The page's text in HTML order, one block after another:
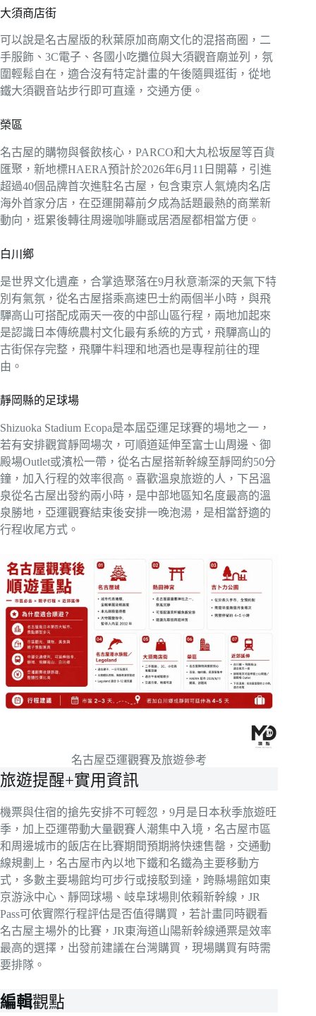
大須商店街
可以說是名古屋版的秋葉原加商廟文化的混搭商圈，二
手服飾、3C電子、各國小吃攤位與大須觀音廟並列，氛
圍輕鬆自在，適合沒有特定計畫的午後隨興逛街，從地
鐵大須觀音站步行即可直達，交通方便。
榮區
名古屋的購物與餐飲核心，PARCO和大丸松坂屋等百貨
匯聚，新地標HAERA預計於2026年6月11日開幕，引進
超過40個品牌首次進駐名古屋，包含東京人氣燒肉名店
海外首家分店，在亞運開幕前夕成為話題最熱的商業新
動向，逛累後轉往周邊咖啡廳或居酒屋都相當方便。
白川鄉
是世界文化遺產，合掌造聚落在9月秋意漸深的天氣下特
別有氣氛，從名古屋搭乘高速巴士約兩個半小時，與飛
驒高山可搭配成兩天一夜的中部山區行程，兩地加起來
是認識日本傳統農村文化最有系統的方式，飛驒高山的
古街保存完整，飛驒牛料理和地酒也是專程前往的理
由。
靜岡縣的足球場
Shizuoka Stadium Ecopa是本屆亞運足球賽的場地之一，
若有安排觀賞靜岡場次，可順道延伸至富士山周邊、御
殿場Outlet或濱松一帶，從名古屋搭新幹線至靜岡約50分
鐘，加入行程的效率很高。喜歡溫泉旅遊的人，下呂溫
泉從名古屋出發約兩小時，是中部地區知名度最高的溫
泉勝地，亞運觀賽結束後安排一晚泡湯，是相當舒適的
行程收尾方式。
名古屋亞運觀賽及旅遊參考
旅遊提醒+實用資訊
機票與住宿的搶先安排不可輕忽，9月是日本秋季旅遊旺
季，加上亞運帶動大量觀賽人潮集中入境，名古屋市區
和周邊城市的飯店在比賽期間預期將快速售罄，交通動
線規劃上，名古屋市內以地下鐵和名鐵為主要移動方
式，多數主要場館均可步行或接駁到達，跨縣場館如東
京游泳中心、靜岡球場、岐阜球場則依賴新幹線，JR
Pass可依實際行程評估是否值得購買，若計畫同時觀看
名古屋主場外的比賽，JR東海道山陽新幹線通票是效率
最高的選擇，出發前建議在台灣購買，現場購買有時需
要排隊。
編輯觀點